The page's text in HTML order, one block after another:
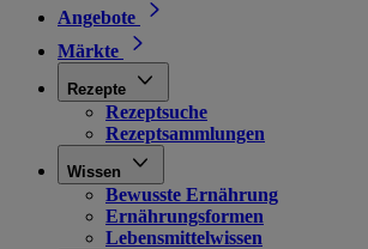
Angebote
Märkte
Rezepte
Rezeptsuche
Rezeptsammlungen
Wissen
Bewusste Ernährung
Ernährungsformen
Lebensmittelwissen